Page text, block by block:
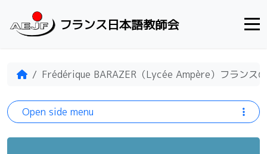
フランス日本語教師会
HomeFrédérique BARAZER（Lycée Ampère）フランス
Open side menu